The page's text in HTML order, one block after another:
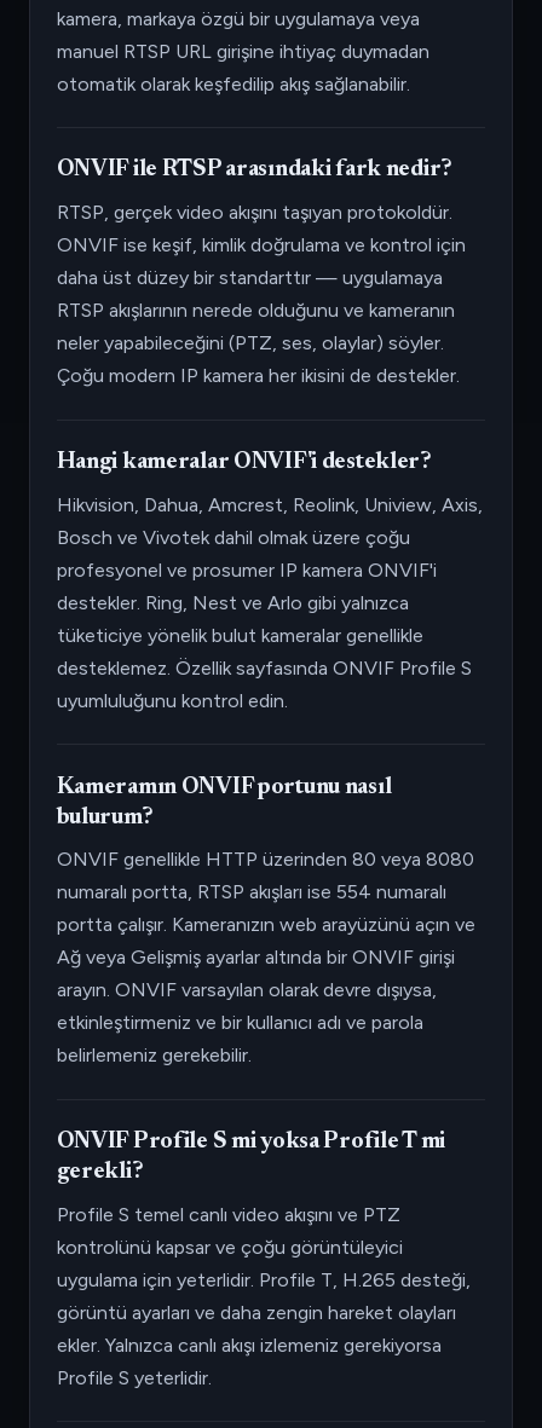
kamera, markaya özgü bir uygulamaya veya
manuel RTSP URL girişine ihtiyaç duymadan
otomatik olarak keşfedilip akış sağlanabilir.
ONVIF ile RTSP arasındaki fark nedir?
RTSP, gerçek video akışını taşıyan protokoldür.
ONVIF ise keşif, kimlik doğrulama ve kontrol için
daha üst düzey bir standarttır — uygulamaya
RTSP akışlarının nerede olduğunu ve kameranın
neler yapabileceğini (PTZ, ses, olaylar) söyler.
Çoğu modern IP kamera her ikisini de destekler.
Hangi kameralar ONVIF'i destekler?
Hikvision, Dahua, Amcrest, Reolink, Uniview, Axis,
Bosch ve Vivotek dahil olmak üzere çoğu
profesyonel ve prosumer IP kamera ONVIF'i
destekler. Ring, Nest ve Arlo gibi yalnızca
tüketiciye yönelik bulut kameralar genellikle
desteklemez. Özellik sayfasında ONVIF Profile S
uyumluluğunu kontrol edin.
Kameramın ONVIF portunu nasıl
bulurum?
ONVIF genellikle HTTP üzerinden 80 veya 8080
numaralı portta, RTSP akışları ise 554 numaralı
portta çalışır. Kameranızın web arayüzünü açın ve
Ağ veya Gelişmiş ayarlar altında bir ONVIF girişi
arayın. ONVIF varsayılan olarak devre dışıysa,
etkinleştirmeniz ve bir kullanıcı adı ve parola
belirlemeniz gerekebilir.
ONVIF Profile S mi yoksa Profile T mi
gerekli?
Profile S temel canlı video akışını ve PTZ
kontrolünü kapsar ve çoğu görüntüleyici
uygulama için yeterlidir. Profile T, H.265 desteği,
görüntü ayarları ve daha zengin hareket olayları
ekler. Yalnızca canlı akışı izlemeniz gerekiyorsa
Profile S yeterlidir.